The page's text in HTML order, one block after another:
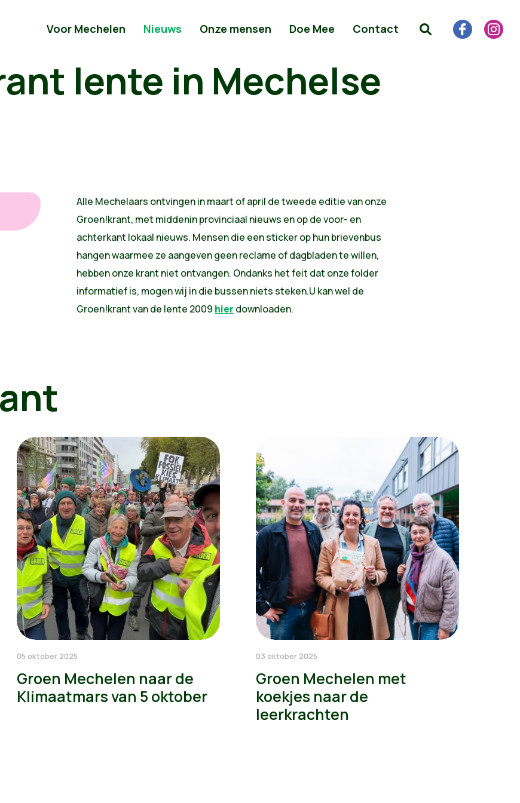
Voor Mechelen Nieuws Onze mensen Doe Mee Contact
lente in Mechelse
Alle Mechelaars ontvingen in maart of april de tweede editie van onze
Groen!krant, met middenin provinciaal nieuws en op de voor- en
achterkant lokaal nieuws. Mensen die een sticker op hun brievenbus
hangen waarmee ze aangeven geen reclame of dagbladen te willen,
hebben onze krant niet ontvangen. Ondanks het feit dat onze folder
informatief is, mogen wij in die bussen niets steken.U kan wel de
Groen!krant van de lente 2009 hier downloaden.
05 oktober 2025
Groen Mechelen naar de
Klimaatmars van 5 oktober
03 oktober 2025
Groen Mechelen met
koekjes naar de
leerkrachten